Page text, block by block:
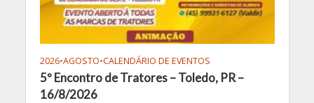
2026•AGOSTO•CALENDÁRIO DE EVENTOS
5º Encontro de Tratores – Toledo, PR –
16/8/2026